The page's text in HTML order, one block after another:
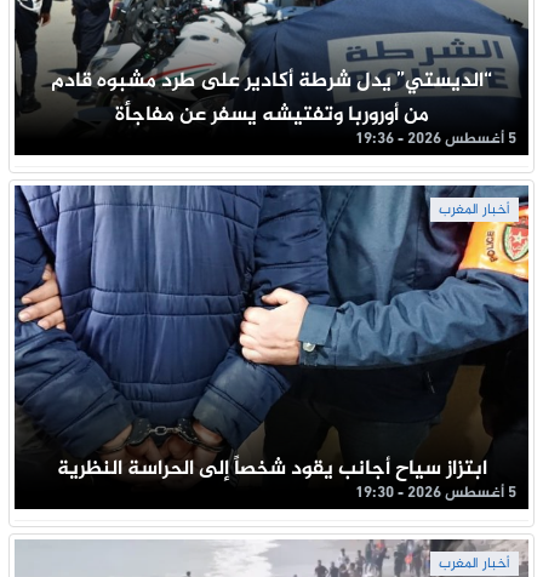
“الديستي” يدل شرطة أكادير على طرد مشبوه قادم
من أوروربا وتفتيشه يسفر عن مفاجأة
5 أغسطس 2026 - 19:36
أخبار المغرب
ابتزاز سياح أجانب يقود شخصاً إلى الحراسة النظرية
5 أغسطس 2026 - 19:30
أخبار المغرب